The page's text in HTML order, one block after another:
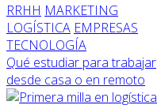
RRHH MARKETING
LOGÍSTICA EMPRESAS
TECNOLOGÍA
Qué estudiar para trabajar
desde casa o en remoto